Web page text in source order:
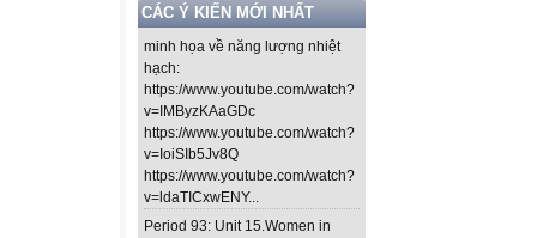
CÁC Ý KIẾN MỚI NHẤT
minh họa về năng lượng nhiệt
hạch:
https://www.youtube.com/watch?
v=IMByzKAaGDc
https://www.youtube.com/watch?
v=IoiSIb5Jv8Q
https://www.youtube.com/watch?
v=ldaTICxwENY...
Period 93: Unit 15.Women in